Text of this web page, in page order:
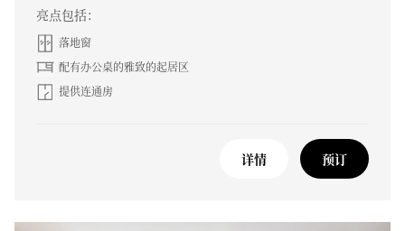
亮点包括：
落地窗
配有办公桌的雅致的起居区
提供连通房
详情 预订